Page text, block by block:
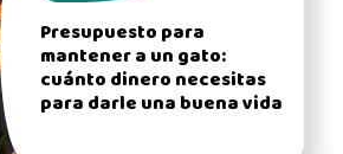
Presupuesto para
mantener a un gato:
cuánto dinero necesitas
para darle una buena vida